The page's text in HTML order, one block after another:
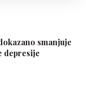
smanjuje
depresije